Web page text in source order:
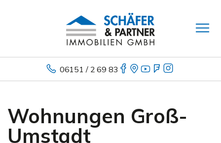
06151 / 2 69 83
Wohnungen Groß-
Umstadt